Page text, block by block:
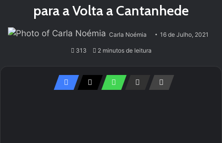
para a Volta a Cantanhede
Carla Noémia 16 de Julho, 2021
313 2 minutos de leitura